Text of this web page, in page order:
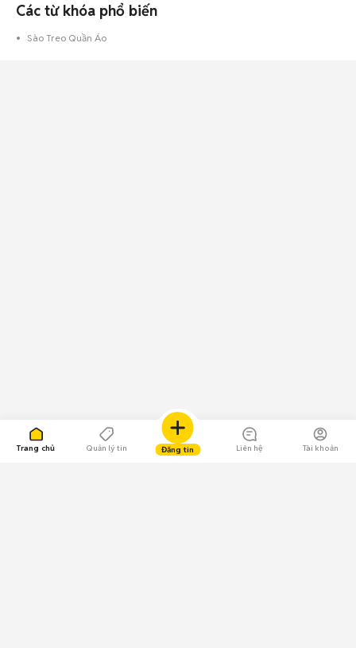
Trang chủ Quản lý tin Đăng tin Liên hệ Tài khoản
Các từ khóa phổ biến
Sào Treo Quần Áo